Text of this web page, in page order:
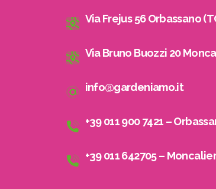
Via Frejus 56 Orbassano
Via Bruno Buozzi 20
info@gardeniamo.it
+39 011 900 7421 –
+39 011 642705 –